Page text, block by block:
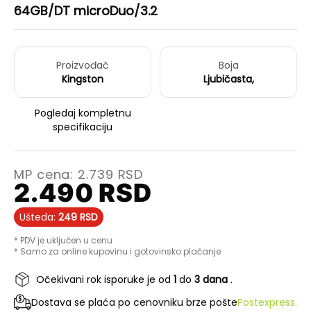
64GB/DT microDuo/3.2
Proizvođač
Kingston
Boja
Ljubičasta,
Pogledaj kompletnu
specifikaciju
MP cena: 2.739 RSD
2.490 RSD
Ušteda: 249 RSD
* PDV je uključen u cenu
* Samo za online kupovinu i gotovinsko plaćanje
Očekivani rok isporuke je od 1 do 3 dana .
Dostava se plaća po cenovniku brze poštePostexpress.